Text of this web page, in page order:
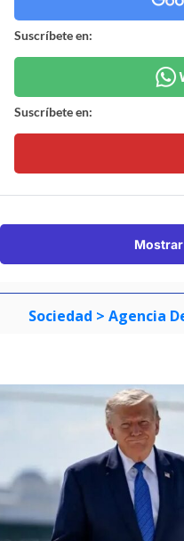
Suscríbete en:
Suscríbete en:
Sociedad > Agencia